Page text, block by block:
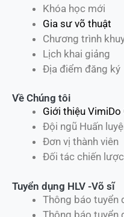
Khóa học mới
Gia sư võ thuật
Chương trình
Lịch khai giảng
Địa điểm đăng ký
Về Chúng tôi
Giới thiệu VimiDo
Đội ngũ Huấn
Đơn vị thành viên
Đối tác chiến lược
Tuyển dụng HLV -Võ sĩ
Thông báo tuyển
Thông báo tuyển